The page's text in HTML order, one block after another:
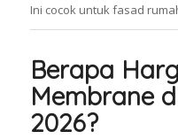
Ini cocok untuk fasad
Berapa
Membrane
2026?